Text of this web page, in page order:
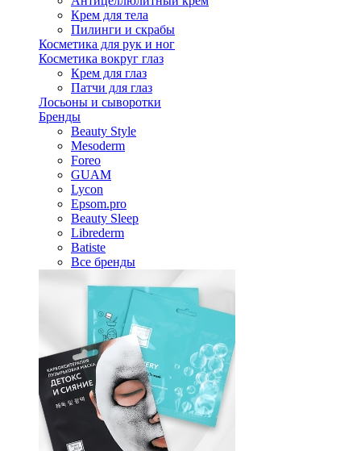
Крем для тела
Пилинги и скрабы
Косметика для рук и ног
Косметика вокруг глаз
Крем для глаз
Патчи для глаз
Лосьоны и сыворотки
Бренды
Beauty Style
Mesoderm
Foreo
GUAM
Lycon
Epsom.pro
Beauty Sleep
Librederm
Batiste
Все бренды